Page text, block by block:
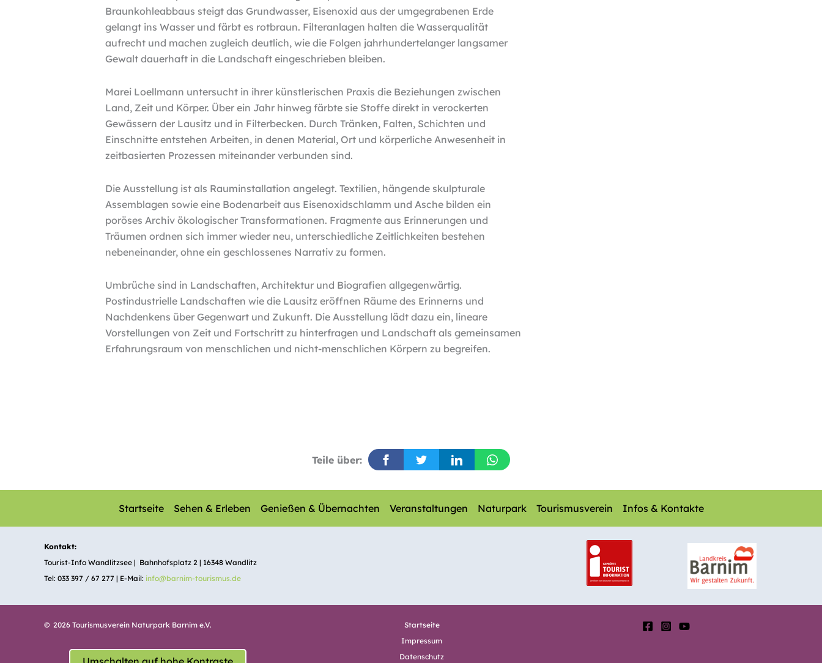
Braunkohleabbaus steigt das Grundwasser, Eisenoxid aus der umgegrabenen Erde
gelangt ins Wasser und färbt es rotbraun. Filteranlagen halten die Wasserqualität
aufrecht und machen zugleich deutlich, wie die Folgen jahrhundertelanger langsamer
Gewalt dauerhaft in die Landschaft eingeschrieben bleiben.
Marei Loellmann untersucht in ihrer künstlerischen Praxis die Beziehungen zwischen
Land, Zeit und Körper. Über ein Jahr hinweg färbte sie Stoffe direkt in verockerten
Gewässern der Lausitz und in Filterbecken. Durch Tränken, Falten, Schichten und
Einschnitte entstehen Arbeiten, in denen Material, Ort und körperliche Anwesenheit in
zeitbasierten Prozessen miteinander verbunden sind.
Die Ausstellung ist als Rauminstallation angelegt. Textilien, hängende skulpturale
Assemblagen sowie eine Bodenarbeit aus Eisenoxidschlamm und Asche bilden ein
poröses Archiv ökologischer Transformationen. Fragmente aus Erinnerungen und
Träumen ordnen sich immer wieder neu, unterschiedliche Zeitlichkeiten bestehen
nebeneinander, ohne ein geschlossenes Narrativ zu formen.
Umbrüche sind in Landschaften, Architektur und Biografien allgegenwärtig.
Postindustrielle Landschaften wie die Lausitz eröffnen Räume des Erinnerns und
Nachdenkens über Gegenwart und Zukunft. Die Ausstellung lädt dazu ein, lineare
Vorstellungen von Zeit und Fortschritt zu hinterfragen und Landschaft als gemeinsamen
Erfahrungsraum von menschlichen und nicht-menschlichen Körpern zu begreifen.
Teile über:
Startseite Sehen & Erleben Genießen & Übernachten Veranstaltungen Naturpark Tourismusverein Infos & Kontakte
Kontakt:
Tourist-Info Wandlitzsee | Bahnhofsplatz 2 | 16348 Wandlitz
Tel: 033 397 / 67 277 | E-Mail: info@barnim-tourismus.de
© 2026 Tourismusverein Naturpark Barnim e.V.
Startseite
Impressum
Datenschutz